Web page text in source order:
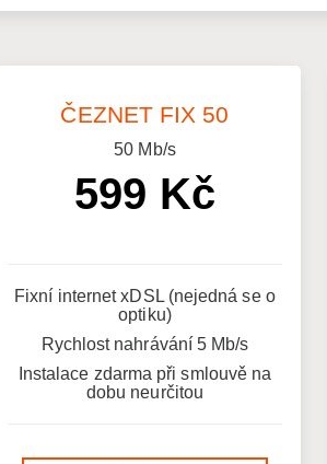
ČEZNET FIX 50
50 Mb/s
599 Kč
Fixní internet xDSL (nejedná se o
optiku)
Rychlost nahrávání 5 Mb/s
Instalace zdarma při smlouvě na
dobu neurčitou